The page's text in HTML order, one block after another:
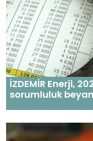
İZDEMİR Enerji,
sorumluluk